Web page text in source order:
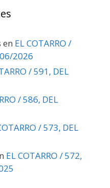
en EL COTARRO /
2026
/ 591, DEL
/ 586, DEL
/ 573, DEL
EL COTARRO / 572,